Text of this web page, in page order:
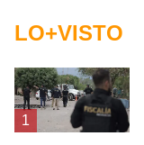
LO+VISTO
1